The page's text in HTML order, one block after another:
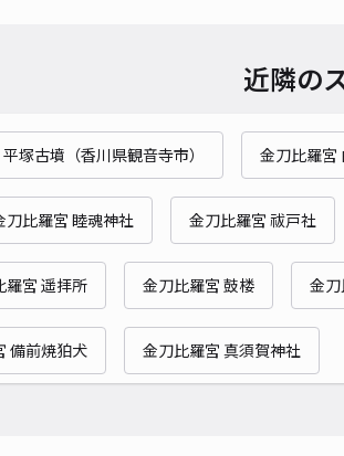
近隣の
平塚古墳（香川県観音寺市） 金刀比羅宮
刀比羅宮 睦魂神社 金刀比羅宮 祓戸社
羅宮 遥拝所 金刀比羅宮 鼓楼 金
備前焼狛犬 金刀比羅宮 真須賀神社